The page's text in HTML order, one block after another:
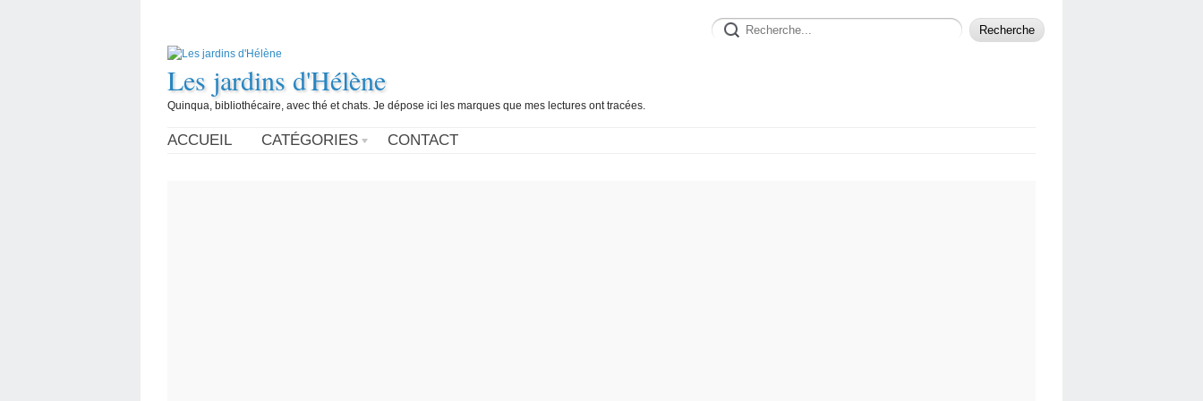
Les jardins d'Hélène
Quinqua, bibliothécaire, avec thé et chats. Je dépose ici les marques que mes lectures ont tracées.
ACCUEIL CATÉGORIES CONTACT